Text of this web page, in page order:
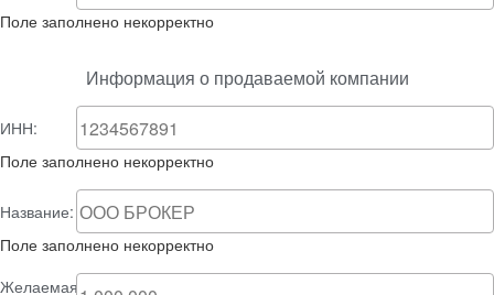
Поле заполнено некорректно
Информация о продаваемой компании
ИНН:
Поле заполнено некорректно
Название:
Поле заполнено некорректно
Желаемая